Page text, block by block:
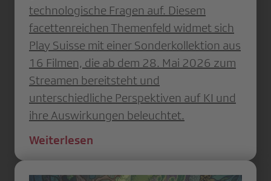
technologische Fragen auf. Diesem
facettenreichen Themenfeld widmet sich
Play Suisse mit einer Sonderkollektion aus
16 Filmen, die ab dem 28. Mai 2026 zum
Streamen bereitsteht und
unterschiedliche Perspektiven auf KI und
ihre Auswirkungen beleuchtet.
Weiterlesen